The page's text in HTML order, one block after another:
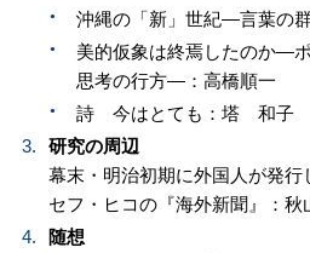
沖縄の「新」世紀—言葉の
美的仮象は終焉したのか—
思考の行方—：高橋順一
詩 今はとても：塔 和子
研究の周辺
幕末・明治初期に外国人が発行
セフ・ヒコの『海外新聞』：秋
随想